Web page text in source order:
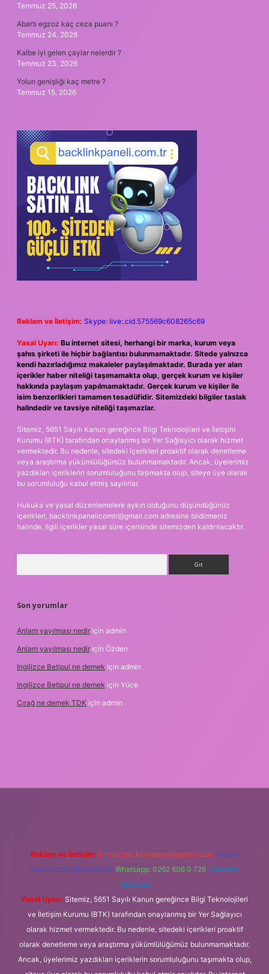
Temmuz 25, 2026
Abartı egzoz kaç ceza puanı ?
Temmuz 24, 2026
Kalbe iyi gelen çaylar nelerdir ?
Temmuz 23, 2026
Yolun genişliği kaç metre ?
Temmuz 15, 2026
Reklam ve İletişim: Skype: live:.cid.575569c608265c69
Yasal Uyarı: Bu internet sitesi, herhangi bir marka, kurum veya
şahıs şirketi ile hiçbir bağlantısı bulunmamaktadır. Sitede yalnızca
kendi hazırladığımız makaleler paylaşılmaktadır. Burada yer alan
içerikler haber niteliği taşımamakta olup, gerçek kurum ve kişiler
hakkında paylaşım yapılmamaktadır. Gerçek kurum ve kişiler ile
isim benzerlikleri tamamen tesadüfidir. Sitemizdeki bilgiler taslak
halindedir ve tavsiye niteliği taşımazlar.
Sitemiz, 5651 Sayılı Kanun gereğince Bilgi Teknolojileri ve İletişim
Kurumu (BTK) tarafından onaylanmış bir Yer Sağlayıcı olarak hizmet
vermektedir. Bu nedenle, sitedeki içerikleri proaktif olarak denetleme
veya araştırma yükümlülüğümüz bulunmamaktadır. Ancak, üyelerimiz
yazdıkları içeriklerin sorumluluğunu taşımakta olup, siteye üye olarak
bu sorumluluğu kabul etmiş sayılırlar.
Hukuka ve yasal düzenlemelere aykırı olduğunu düşündüğünüz
içerikleri, backlinkpanelicomtr@gmail.com adresine bildirmeniz
halinde, ilgili içerikler yasal süre içerisinde sitemizden kaldırılacaktır.
Son yorumlar
Anlam yayılması nedir için admin
Anlam yayılması nedir için Özden
Ingilizce Betipul ne demek için admin
Ingilizce Betipul ne demek için Yüce
Çırağ ne demek TDK için admin
Reklam ve İletişim: E-mail: backlinkpaneli@gmail.com Teams:
forumhizmeti@gmail.com Whatsapp: 0262 606 0 726 Telegram:
@karabul
Yasal Uyarı: Sitemiz, 5651 Sayılı Kanun gereğince Bilgi Teknolojileri
ve İletişim Kurumu (BTK) tarafından onaylanmış bir Yer Sağlayıcı
olarak hizmet vermektedir. Bu nedenle, sitedeki içerikleri proaktif
olarak denetleme veya araştırma yükümlülüğümüz bulunmamaktadır.
Ancak, üyelerimiz yazdıkları içeriklerin sorumluluğunu taşımakta olup,